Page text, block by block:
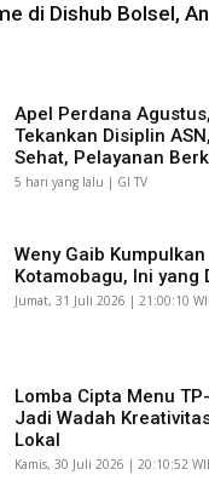
di Dishub Bolsel,
Apel Perdana
Tekankan Disiplin
Sehat, Pelayanan
5 hari yang lalu | GI TV
Weny Gaib
Kotamobagu, Ini yang
Jumat, 31 Juli 2026 | 21:00:10
Lomba Cipta Menu
Jadi Wadah
Lokal
Kamis, 30 Juli 2026 | 20:10:52